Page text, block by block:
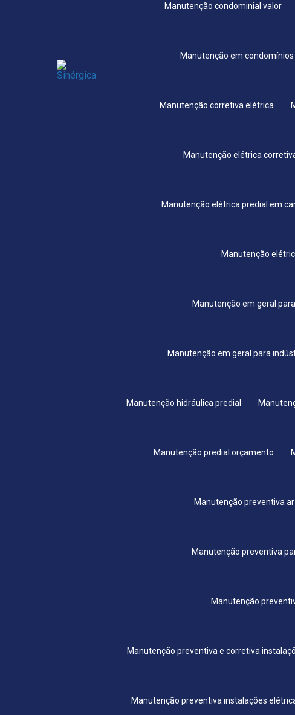
Manutenção condominial valor
Manutenção em condomínios
Manutenção corretiva elétrica
Manutenção elétrica
Manutenção elétrica predial em
Manutenção
Manutenção em geral
Manutenção em geral para
Manutenção hidráulica predial
Manutenção predial orçamento
Manutenção preventiva
Manutenção preventiva
Manutenção
Manutenção preventiva e corretiva
Manutenção preventiva instalações